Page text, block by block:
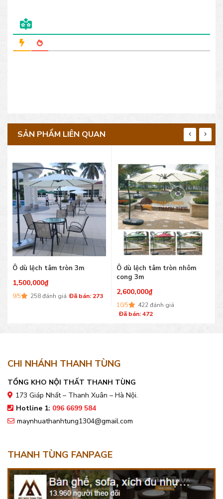
SẢN PHẨM LIÊN QUAN
Ô dù lệch tâm tròn 3m
1,500,000₫
9/5 258 đánh giá Đã bán: 273
Ô dù lệch tâm tròn nhôm
cong 3m
2,600,000₫
10/5
422 đánh giá
Đã bán: 472
CHI NHÁNH THANH TÙNG
TỔNG KHO NỘI THẤT THANH TÙNG
173 Giáp Nhất – Thanh Xuân – Hà Nội.
Hotline 1: 096 6699 584
maynhuathanhtung1304@gmail.com
THANH TÙNG FANPAGE